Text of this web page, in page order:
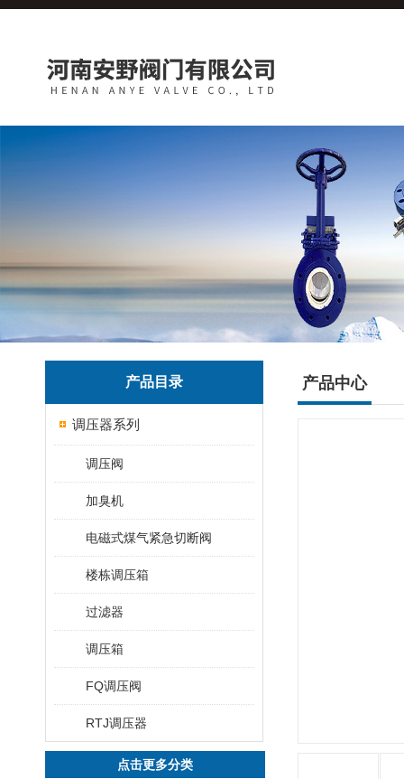
产品目录
调压器系列
调压阀
加臭机
电磁式煤气紧急切断阀
楼栋调压箱
过滤器
调压箱
FQ调压阀
RTJ​调压器
点击更多分类
产品中心